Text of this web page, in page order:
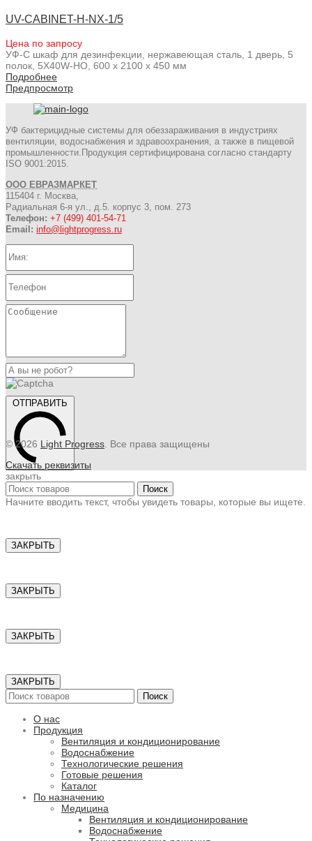
UV-CABINET-H-NX-1/5
Цена по запросу
УФ-С шкаф для дезинфекции, нержавеющая сталь, 1 дверь, 5
полок, 5X40W-HO, 600 x 2100 x 450 мм
Подробнее
Предпросмотр
УФ бактерицидные системы для обеззараживания в индустриях
вентиляции, водоснабжения и здравоохранения, а также в пищевой
промышленности.Продукция сертифицирована согласно стандарту
ISO 9001:2015.
ООО ЕВРАЗМАРКЕТ
115404 г. Москва,
Радиальная 6-я ул., д.5. корпус 3, пом. 273
Телефон: +7 (499) 401-54-71
Email: info@lightprogress.ru
ОТПРАВИТЬ
© 2026 Light Progress . Все права защищены
Скачать реквизиты
закрыть
Поиск
Начните вводить текст, чтобы увидеть товары, которые вы ищете.
ЗАКРЫТЬ
ЗАКРЫТЬ
ЗАКРЫТЬ
ЗАКРЫТЬ
Поиск
О нас
Продукция
Вентиляция и кондиционирование
Водоснабжение
Технологические решения
Готовые решения
Каталог
По назначению
Медицина
Вентиляция и кондиционирование
Водоснабжение